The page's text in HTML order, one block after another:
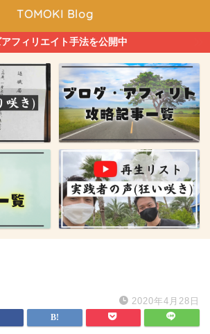
TOMOKI Blog
フィリエイト手法を公開中
2020年4月28日